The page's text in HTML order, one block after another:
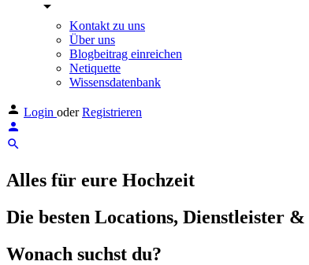
Kontakt zu uns
Über uns
Blogbeitrag einreichen
Netiquette
Wissensdatenbank
Login oder Registrieren
Alles für eure Hochzeit
Die besten Locations, Dienstleister
Wonach suchst du?